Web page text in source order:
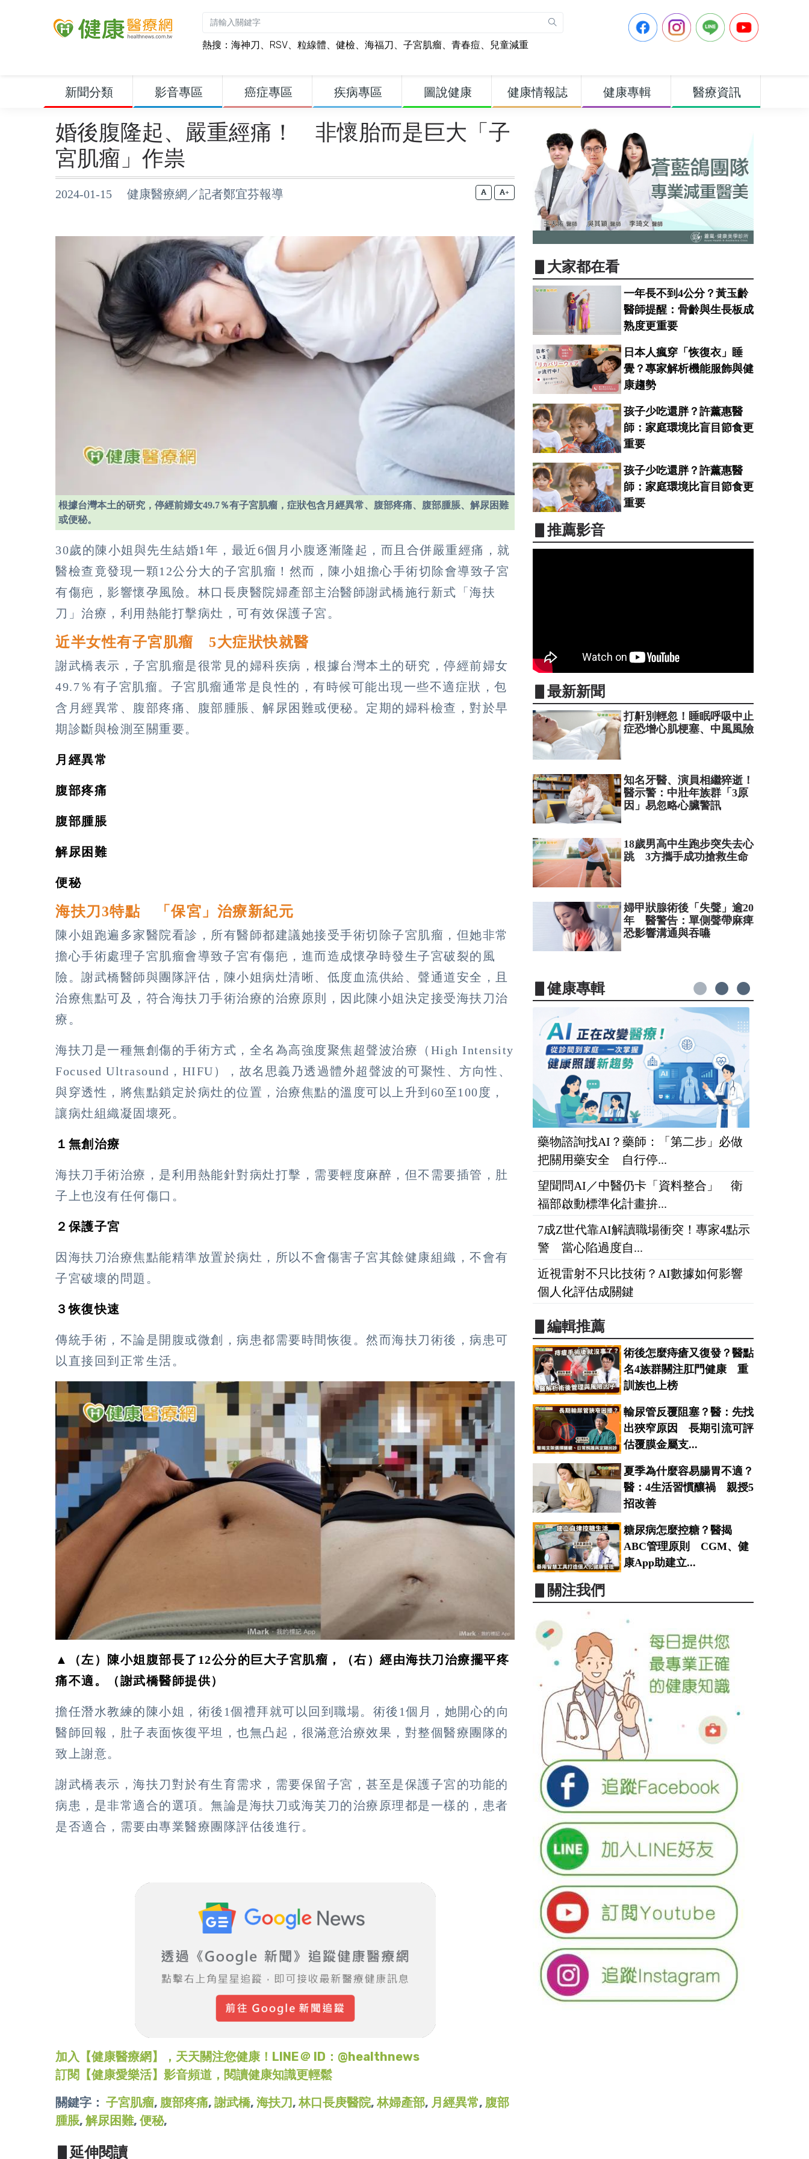
熱搜： 海神刀 、 RSV、 粒線體、 健檢、 海福刀 、 子宮肌瘤、 青春痘、 兒童減重
新聞分類 影音專區 癌症專區 疾病專區 圖說健康 健康情報誌 健康專輯 醫療資訊
婚後腹隆起、嚴重經痛！ 非懷胎而是巨大「子
宮肌瘤」作祟
2024-01-15 健康醫療網／記者鄭宜芬報導 +
根據台灣本土的研究，停經前婦女49.7％有子宮肌瘤，症狀包含月經異常、腹部疼痛、腹部腫脹、解尿困難
或便秘。
30歲的陳小姐與先生結婚1年，最近6個月小腹逐漸隆起，而且合併嚴重經痛，就
醫檢查竟發現一顆12公分大的子宮肌瘤！然而，陳小姐擔心手術切除會導致子宮
有傷疤，影響懷孕風險。林口長庚醫院婦產部主治醫師謝武橋施行新式「海扶
刀」治療，利用熱能打擊病灶，可有效保護子宮。
近半女性有子宮肌瘤 5大症狀快就醫
謝武橋表示，子宮肌瘤是很常見的婦科疾病，根據台灣本土的研究，停經前婦女
49.7％有子宮肌瘤。子宮肌瘤通常是良性的，有時候可能出現一些不適症狀，包
含月經異常、腹部疼痛、腹部腫脹、解尿困難或便秘。定期的婦科檢查，對於早
期診斷與檢測至關重要。
月經異常
腹部疼痛
腹部腫脹
解尿困難
便秘
海扶刀3特點 「保宮」治療新紀元
陳小姐跑遍多家醫院看診，所有醫師都建議她接受手術切除子宮肌瘤，但她非常
擔心手術處理子宮肌瘤會導致子宮有傷疤，進而造成懷孕時發生子宮破裂的風
險。謝武橋醫師與團隊評估，陳小姐病灶清晰、低度血流供給、聲通道安全，且
治療焦點可及，符合海扶刀手術治療的治療原則，因此陳小姐決定接受海扶刀治
療。
海扶刀是一種無創傷的手術方式，全名為高強度聚焦超聲波治療（High Intensity
Focused Ultrasound，HIFU），故名思義乃透過體外超聲波的可聚性、方向性、
與穿透性，將焦點鎖定於病灶的位置，治療焦點的溫度可以上升到60至100度，
讓病灶組織凝固壞死。
１無創治療
海扶刀手術治療，是利用熱能針對病灶打擊，需要輕度麻醉，但不需要插管，肚
子上也沒有任何傷口。
２保護子宮
因海扶刀治療焦點能精準放置於病灶，所以不會傷害子宮其餘健康組織，不會有
子宮破壞的問題。
３恢復快速
傳統手術，不論是開腹或微創，病患都需要時間恢復。然而海扶刀術後，病患可
以直接回到正常生活。
▲（左）陳小姐腹部長了12公分的巨大子宮肌瘤，（右）經由海扶刀治療擺平疼
痛不適。（謝武橋醫師提供）
擔任潛水教練的陳小姐，術後1個禮拜就可以回到職場。術後1個月，她開心的向
醫師回報，肚子表面恢復平坦，也無凸起，很滿意治療效果，對整個醫療團隊的
致上謝意。
謝武橋表示，海扶刀對於有生育需求，需要保留子宮，甚至是保護子宮的功能的
病患，是非常適合的選項。無論是海扶刀或海芙刀的治療原理都是一樣的，患者
是否適合，需要由專業醫療團隊評估後進行。
加入【健康醫療網】，天天關注您健康！LINE＠ ID：@healthnews
訂閱【健康愛樂活】影音頻道，閱讀健康知識更輕鬆
關鍵字： 子宮肌瘤, 腹部疼痛, 謝武橋, 海扶刀,林口長庚醫院,林婦產部, 月經異常, 腹部
腫脹, 解尿困難, 便秘,
▋延伸閱讀
▋大家都在看
一年長不到4公分？黃玉齡
醫師提醒：骨齡與生長板成
熟度更重要
日本人瘋穿「恢復衣」睡
覺？專家解析機能服飾與健
康趨勢
孩子少吃還胖？許薰惠醫
師：家庭環境比盲目節食更
重要
孩子少吃還胖？許薰惠醫
師：家庭環境比盲目節食更
重要
▋推薦影音
▋最新新聞
打鼾別輕忽！睡眠呼吸中止
症恐增心肌梗塞、中風風險
知名牙醫、演員相繼猝逝！
醫示警：中壯年族群「3原
因」易忽略心臟警訊
18歲男高中生跑步突失去心
跳 3方攜手成功搶救生命
婦甲狀腺術後「失聲」逾20
年 醫警告：單側聲帶麻痺
恐影響溝通與吞嚥
▋健康專輯
藥物諮詢找AI？藥師：「第二步」必做
把關用藥安全 自行停...
望聞問AI／中醫仍卡「資料整合」 衛
福部啟動標準化計畫拚...
7成Z世代靠AI解讀職場衝突！專家4點示
警 當心陷過度自...
近視雷射不只比技術？AI數據如何影響
個人化評估成關鍵
▋編輯推薦
術後怎麼痔瘡又復發？醫點
名4族群關注肛門健康 重
訓族也上榜
輸尿管反覆阻塞？醫：先找
出狹窄原因 長期引流可評
估覆膜金屬支...
夏季為什麼容易腸胃不適？
醫：4生活習慣釀禍 親授5
招改善
糖尿病怎麼控糖？醫揭
ABC管理原則 CGM、健
康App助建立...
▋關注我們